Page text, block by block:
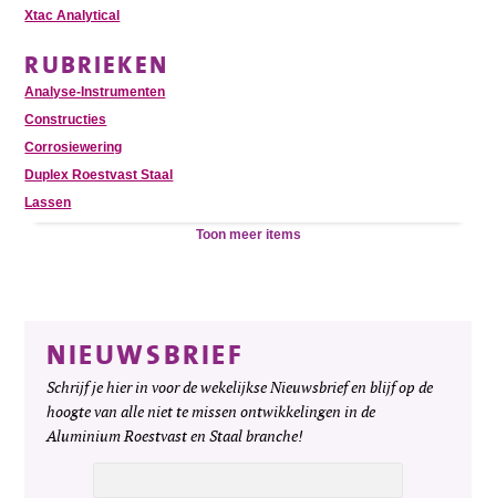
Xtac Analytical
RUBRIEKEN
Analyse-Instrumenten
Constructies
Corrosiewering
Duplex Roestvast Staal
Lassen
Toon meer items
NIEUWSBRIEF
Schrijf je hier in voor de wekelijkse Nieuwsbrief en blijf op de
hoogte van alle niet te missen ontwikkelingen in de
Aluminium Roestvast en Staal branche!